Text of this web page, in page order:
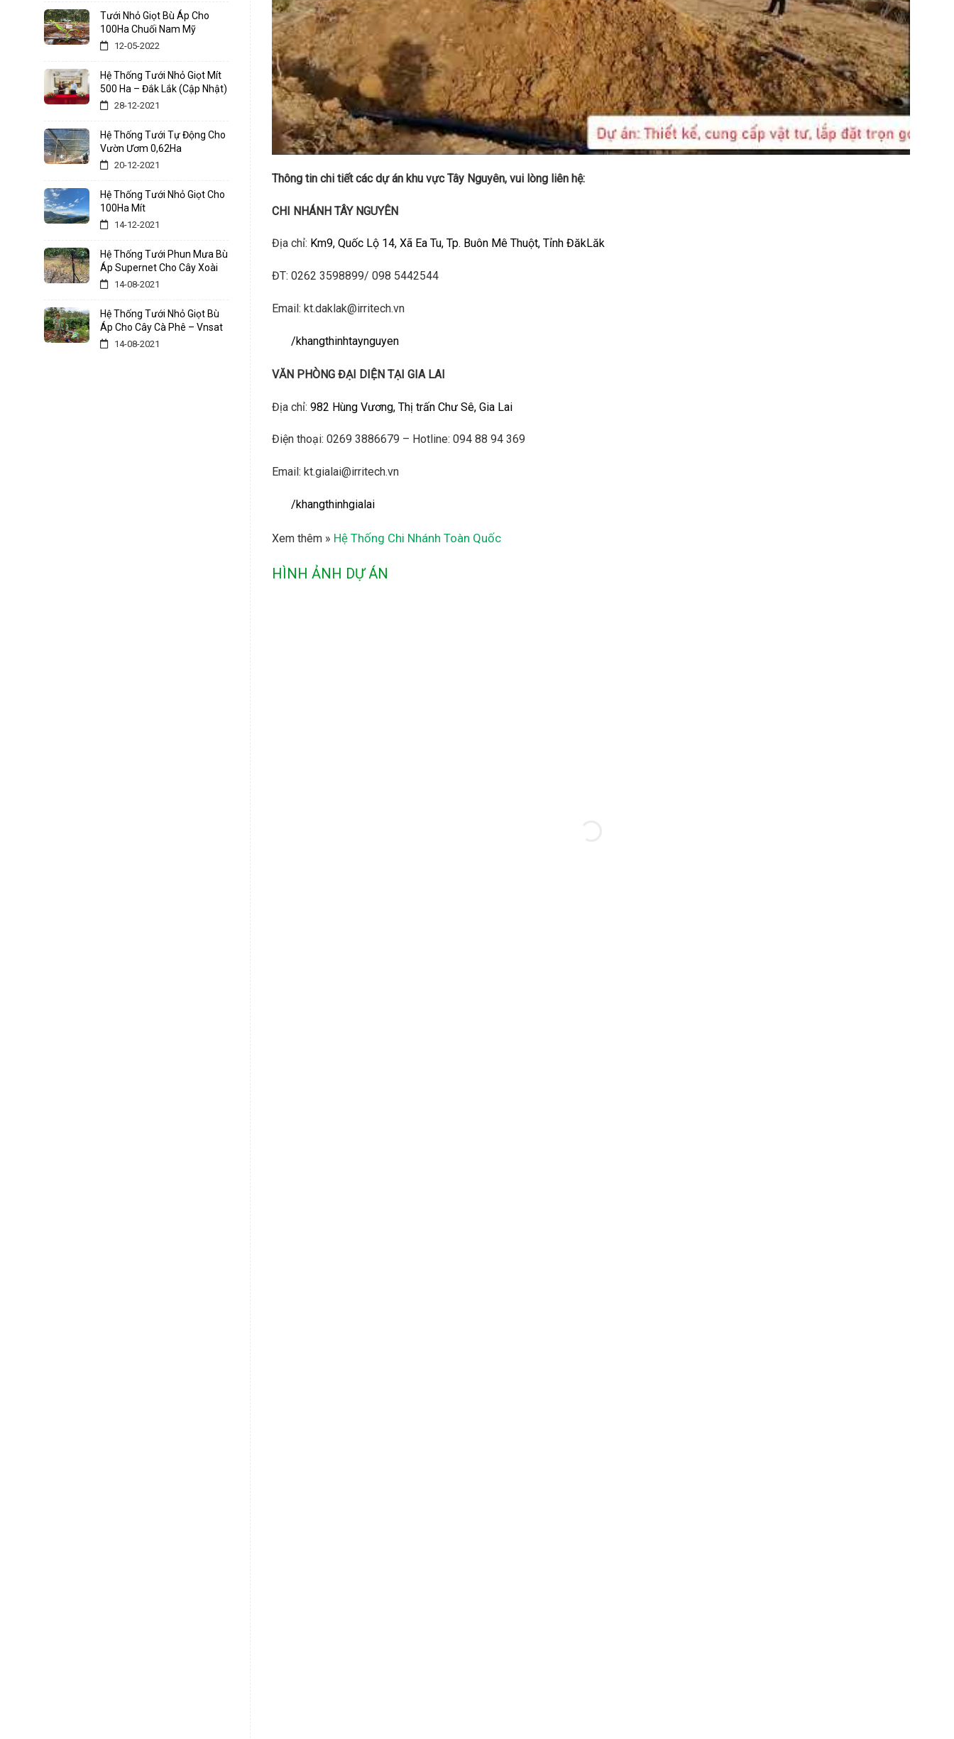
Tưới Nhỏ Giọt Bù Áp Cho
100Ha Chuối Nam Mỹ
12-05-2022
Hệ Thống Tưới Nhỏ Giọt Mít
500 Ha – Đắk Lắk (Cập Nhật)
28-12-2021
Hệ Thống Tưới Tự Động Cho
Vườn Ươm 0,62Ha
20-12-2021
Hệ Thống Tưới Nhỏ Giọt Cho
100Ha Mít
14-12-2021
Hệ Thống Tưới Phun Mưa Bù
Áp Supernet Cho Cây Xoài
14-08-2021
Hệ Thống Tưới Nhỏ Giọt Bù
Áp Cho Cây Cà Phê – Vnsat
14-08-2021
Thông tin chi tiết các dự án khu vực Tây Nguyên, vui lòng liên hệ:
CHI NHÁNH TÂY NGUYÊN
Địa chỉ: Km9, Quốc Lộ 14, Xã Ea Tu, Tp. Buôn Mê Thuột, Tỉnh ĐăkLăk
ĐT: 0262 3598899/ 098 5442544
Email: kt.daklak@irritech.vn
/khangthinhtaynguyen
VĂN PHÒNG ĐẠI DIỆN TẠI GIA LAI
Địa chỉ: 982 Hùng Vương, Thị trấn Chư Sê, Gia Lai
Điện thoại: 0269 3886679 – Hotline: 094 88 94 369
Email: kt.gialai@irritech.vn
/khangthinhgialai
Xem thêm » Hệ Thống Chi Nhánh Toàn Quốc
HÌNH ẢNH DỰ ÁN